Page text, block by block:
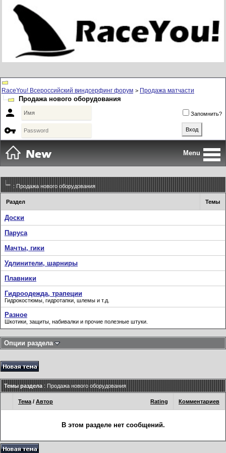
RaceYou! Всероссийский виндсерфинг форум > Продажа матчасти
Продажа нового оборудования
 Запомнить?

Menu
: Продажа нового оборудования
Раздел Темы
Доски
Паруса
Мачты, гики
Удлинители, шарниры
Плавники
Гидроодежда, трапеции
Гидрокостюмы, гидротапки, шлемы и т.д.
Разное
Шкотики, защиты, набивалки и прочие полезные штуки.
Опции раздела
Темы раздела : Продажа нового оборудования
Rating
Тема / Автор Комментариев
В этом разделе нет сообщений.